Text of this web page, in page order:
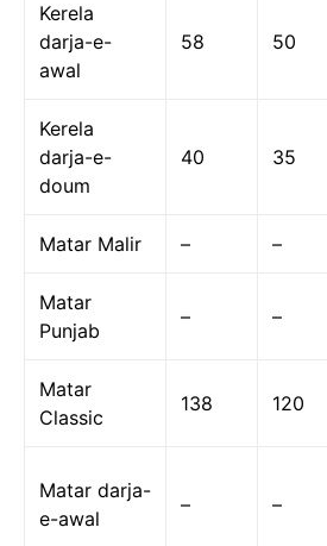
Kerela
darja-e-
awal
58 50
Kerela
darja-e-
doum
40 35
Matar Malir – –
Matar
Punjab
– –
Matar
Classic
138 120
Matar darja-
e-awal
– –